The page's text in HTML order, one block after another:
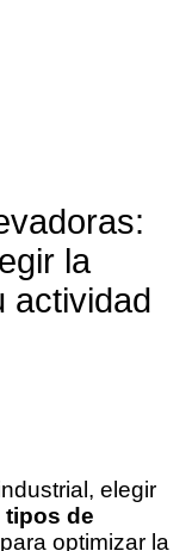
la
actividad
elegir
tipos de
optimizar la